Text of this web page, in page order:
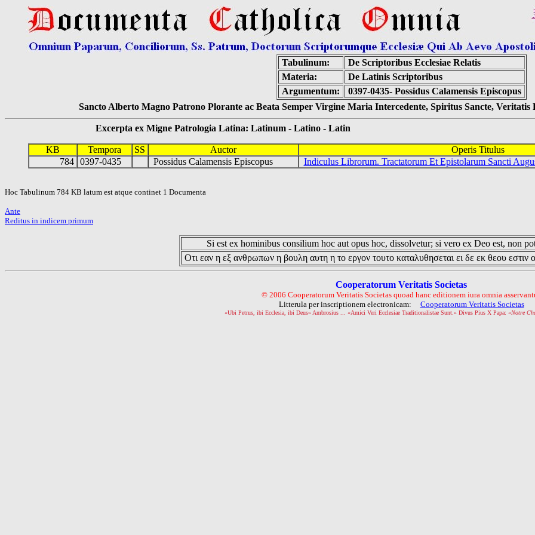
Tabulinum:
De Scriptoribus Ecclesiae Relatis
Materia:
De Latinis Scriptoribus
Argumentum:
0397-0435- Possidus Calamensis Episcopus
Sancto Alberto Magno Patrono Plorante ac Beata Semper Virgine Maria Intercedente, Spiritus Sancte,
Excerpta ex Migne Patrologia Latina: Latinum - Latino - Latin
KB Tempora SS Auctor Operis Titulus
784 0397-0435 Possidus Calamensis Episcopus Indiculus Librorum. Tractatorum Et Epistolarum Sancti
Hoc Tabulinum 784 KB latum est atque continet 1 Documenta
Ante
Reditus in indicem primum
Si est ex hominibus consilium hoc aut opus hoc, dissolvetur; si vero ex Deo est, non
Οτι εαν η εξ ανθρωπων η βουλη αυτη η το εργον τουτο καταλυθησεται ει δε εκ θεου εστιν
Cooperatorum Veritatis Societas
© 2006 Cooperatorum Veritatis Societas quoad hanc editionem iura omnia
Litterula per inscriptionem electronicam: Cooperatorum Veritatis Societas
«Ubi Petrus, ibi Ecclesia, ibi Deus» Ambrosius ... «Amici Veri Ecclesiae Traditionalistae Sunt.» Divus Pius X Papa: «Notre